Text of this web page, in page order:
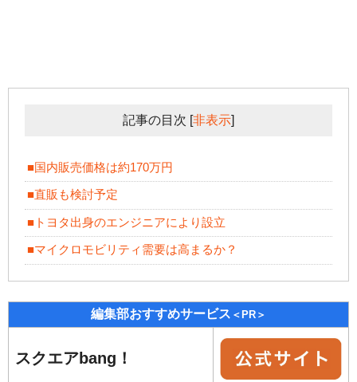
記事の目次 [非表示]
■国内販売価格は約170万円
■直販も検討予定
■トヨタ出身のエンジニアにより設立
■マイクロモビリティ需要は高まるか？
編集部おすすめサービス ＜PR＞
スクエアbang！